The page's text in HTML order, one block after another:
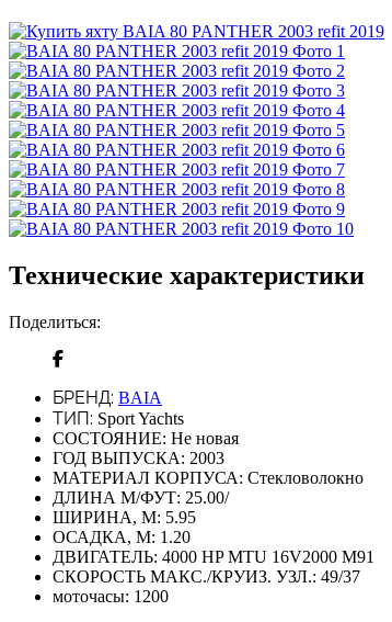
Технические характеристики
Поделиться:
БРЕНД: BAIA
ТИП: Sport Yachts
СОСТОЯНИЕ: Не новая
ГОД ВЫПУСКА: 2003
МАТЕРИАЛ КОРПУСА: Стекловолокно
ДЛИНА М/ФУТ: 25.00/
ШИРИНА, М: 5.95
ОСАДКА, М: 1.20
ДВИГАТЕЛЬ: 4000 HP MTU 16V2000 M91
СКОРОСТЬ МАКС./КРУИЗ. УЗЛ.: 49/37
моточасы: 1200